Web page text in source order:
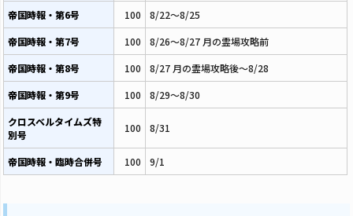
帝国時報・第6号
100
8/22～8/25
帝国時報・第7号
100
8/26～8/27 月の霊場攻略前
帝国時報・第8号
100
8/27 月の霊場攻略後～8/28
帝国時報・第9号
100
8/29～8/30
クロスベルタイムズ特
別号
100 8/31
帝国時報・臨時合併号 100 9/1